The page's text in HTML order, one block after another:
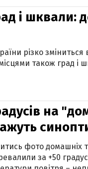
і шквали:
різко
також град і
на
фото домашніх
за +50